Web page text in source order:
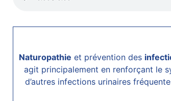
Naturopathie et prévention des
agit principalement en renforçant le
d’autres infections urinaires